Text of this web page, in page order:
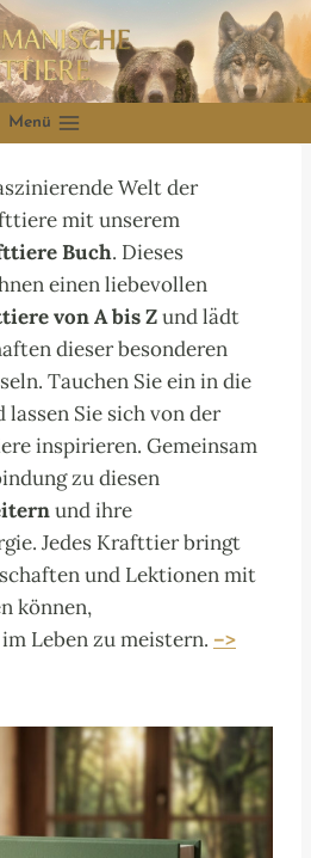
Menü
Welt der
mit unserem
Buch. Dieses
einen liebevollen
von A bis Zund lädt
dieser besonderen
Tauchen Sie ein in die
Sie sich von der
inspirieren. Gemeinsam
zu diesen
und ihre
Jedes Krafttier bringt
und Lektionen mit
können,
Leben zu meistern. –>